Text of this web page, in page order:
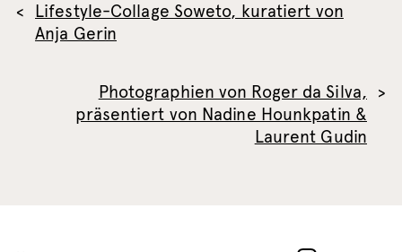
Lifestyle-Collage Soweto, kuratiert von
Anja Gerin
Photographien von Roger da Silva,
präsentiert von Nadine Hounkpatin &
Laurent Gudin